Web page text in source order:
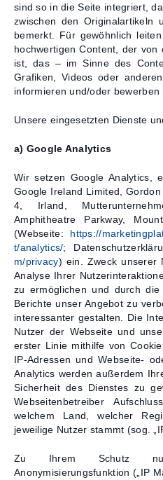
sind so in die Seite integriert,
zwischen den Originalartikeln
bemerkt. Für gewöhnlich
hochwertigen Content, der
ist, das – im Sinne des
Grafiken, Videos oder
informieren und/oder bewerben
Unsere eingesetzten Dienste
a) Google Analytics
Wir setzen Google Analytics,
Google Ireland Limited,
4, Irland,
Amphitheatre Parkway,
(Webseite: https://
t/analytics/;
m/privacy) ein. Zweck unserer
Analyse Ihrer
zu ermöglichen und durch die
Berichte unser Angebot zu
interessanter gestalten. Die
Nutzer der Webseite und
erster Linie mithilfe von
IP-Adressen und Webseite-
Analytics werden außerdem
Sicherheit des Dienstes zu
Webseitenbetreiber
welchem Land, welcher
jeweilige Nutzer stammt (sog.
Zu Ihrem Schutz
Anonymisierungsfunktion („IP